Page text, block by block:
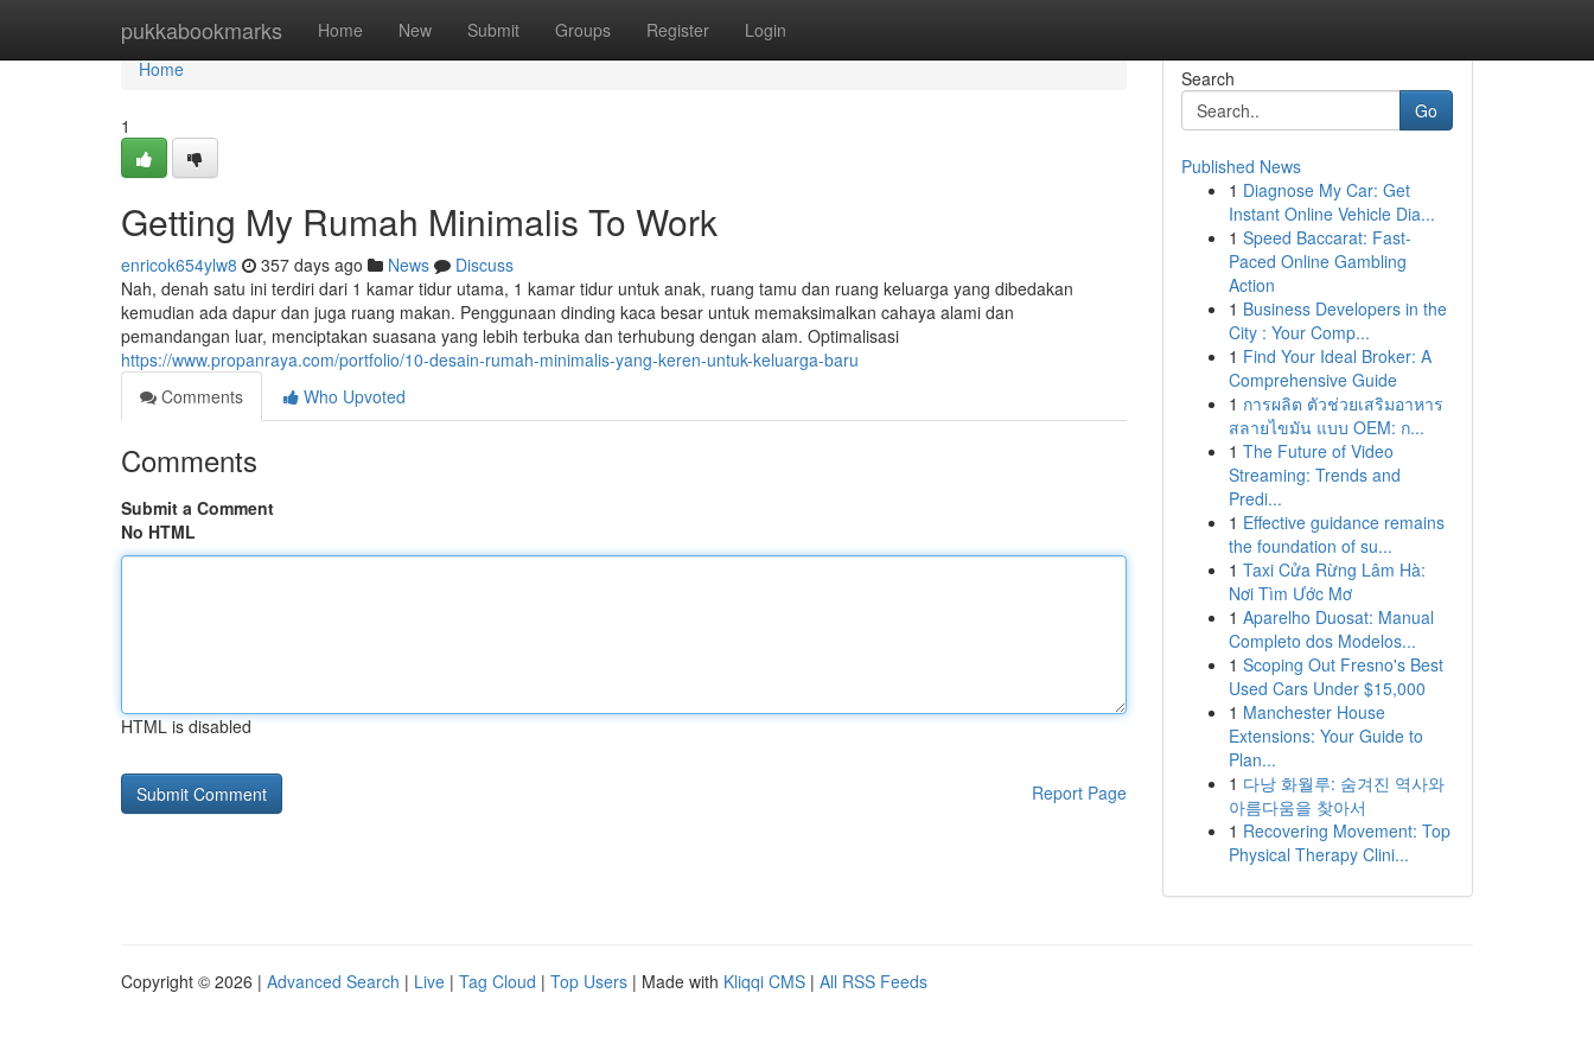
pukkabookmarks Home New Submit Groups Register Login
Home
Home
1
Getting My Rumah Minimalis To Work
enricok654ylw8 357 days ago News
Discuss
Nah, denah satu ini terdiri dari 1 kamar tidur utama, 1 kamar tidur untuk anak, ruang tamu dan ruang keluarga yang dibedakan
kemudian ada dapur dan juga ruang makan. Penggunaan dinding kaca besar untuk memaksimalkan cahaya alami dan
pemandangan luar, menciptakan suasana yang lebih terbuka dan terhubung dengan alam. Optimalisasi
https://www.propanraya.com/portfolio/10-desain-rumah-minimalis-yang-keren-untuk-keluarga-baru
Comments
Who Upvoted
Comments
Submit a Comment
No HTML
HTML is disabled
Report Page
Search
Go
Published News
1 Diagnose My Car: Get
Instant Online Vehicle Dia...
1 Speed Baccarat: Fast-
Paced Online Gambling
Action
1 Business Developers in the
City : Your Comp...
1 Find Your Ideal Broker: A
Comprehensive Guide
1 การผลิต ตัวช่วยเสริมอาหาร
สลายไขมัน แบบ OEM: ก...
1 The Future of Video
Streaming: Trends and
Predi...
1 Effective guidance remains
the foundation of su...
1 Taxi Cửa Rừng Lâm Hà:
Nơi Tìm Ước Mơ
1 Aparelho Duosat: Manual
Completo dos Modelos...
1 Scoping Out Fresno's Best
Used Cars Under $15,000
1 Manchester House
Extensions: Your Guide to
Plan...
1 다낭 화월루: 숨겨진 역사와
아름다움을 찾아서
1 Recovering Movement: Top
Physical Therapy Clini...
Copyright © 2026 | Advanced Search | Live | Tag Cloud | Top Users | Made with Kliqqi CMS | All RSS Feeds